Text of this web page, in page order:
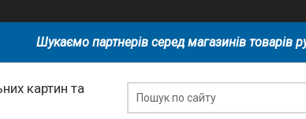
Шукаємо партнерів серед магазинів товарів
картин та